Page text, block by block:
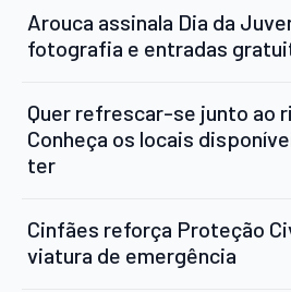
Arouca assinala Dia da
fotografia e entradas
Quer refrescar-se junto ao
Conheça os locais
ter
Cinfães reforça Proteção
viatura de emergência